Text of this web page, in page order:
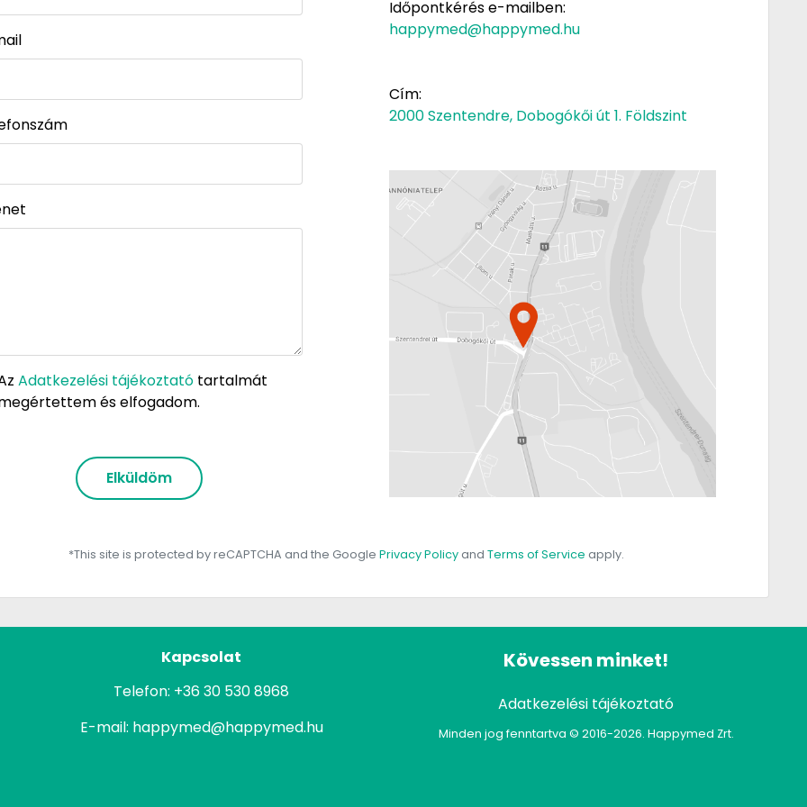
Adatkezelési tájékoztató tartalmát
és elfogadom.
Elküldöm
Időpontkérés e-mailben:
happymed@happymed.hu
Cím:
2000 Szentendre, Dobogókői út 1. Földszint
*This site is protected by reCAPTCHA and the Google Privacy Policyand Terms of Service apply.
Kapcsolat
Telefon: +36 30 530 8968
E-mail: happymed@happymed.hu
Kövessen minket!
Adatkezelési tájékoztató
Minden jog fenntartva © 2016-2026. Happymed Zrt.